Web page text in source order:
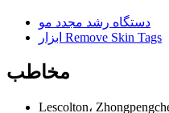
دستگاه رشد مجدد مو
ابزار Remove Skin Tags
مخاطب